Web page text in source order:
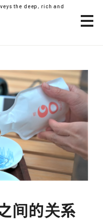
the deep, rich and
间的关系